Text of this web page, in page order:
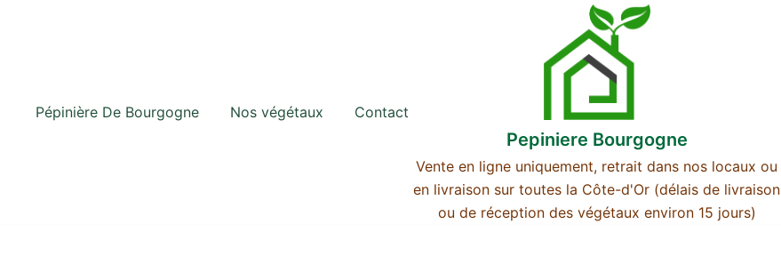
Pépinière De Bourgogne Nos végétaux Contact
Pepiniere Bourgogne
Vente en ligne uniquement, retrait dans nos locaux ou
en livraison sur toutes la Côte-d'Or (délais de livraison
ou de réception des végétaux environ 15 jours)